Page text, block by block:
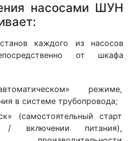
насосами ШУН
каждого из насосов
от шкафа
режиме,
в системе трубопровода;
(самостоятельный старт
/ включении питания),